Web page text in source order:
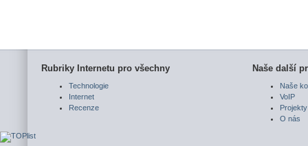
Rubriky Internetu pro všechny
Technologie
Internet
Recenze
Naše další
Naše
VoIP
Projekty
O nás